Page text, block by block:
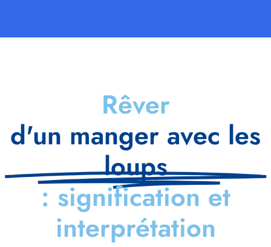
Rêver
d'un manger avec les
loups
: signification et
interprétation